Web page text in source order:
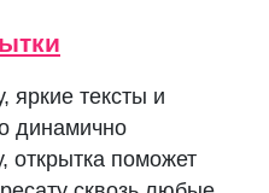
яркие тексты и
динамично
открытка поможет